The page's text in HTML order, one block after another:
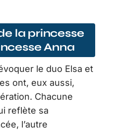
la princesse
Anna
le duo Elsa et
ont, eux aussi,
Chacune
reflète sa
l’autre